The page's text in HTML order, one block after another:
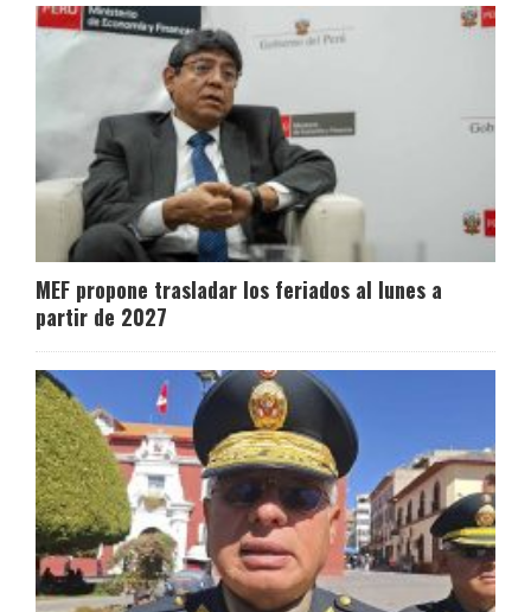
MEF propone trasladar los feriados al lunes a
partir de 2027